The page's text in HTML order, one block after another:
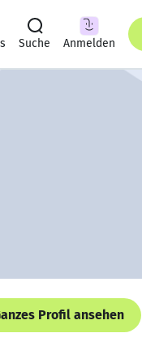
Suche Anmelden
Profil ansehen